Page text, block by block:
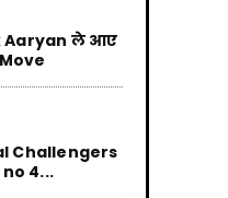
Aaryan ले आए
Challengers
4...